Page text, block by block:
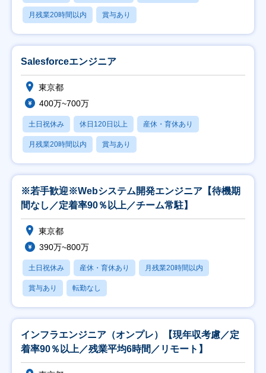
月残業20時間以内 賞与あり
Salesforceエンジニア
東京都
400万~700万
土日祝休み 休日120日以上 産休・育休あり
月残業20時間以内 賞与あり
※若手歓迎※Webシステム開発エンジニア【待機期
間なし／定着率90％以上／チーム常駐】
東京都
390万~800万
土日祝休み 産休・育休あり 月残業20時間以内
賞与あり 転勤なし
インフラエンジニア（オンプレ）【現年収考慮／定
着率90％以上／残業平均6時間／リモート】